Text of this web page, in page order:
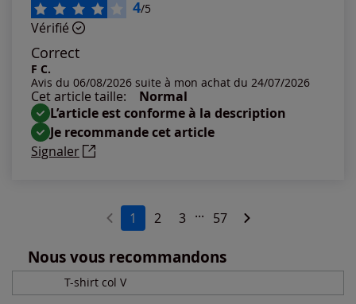
4/5
Vérifié
Correct
F C.
Avis du 06/08/2026 suite à mon achat du 24/07/2026
Cet article taille:
Normal
L’article est conforme à la description
Je recommande cet article
Signaler
1 2 3 ... 57
Nous vous recommandons
T-shirt col V